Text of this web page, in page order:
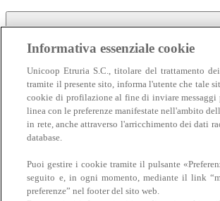
Carne
Informativa essenziale cookie
Unicoop Etruria S.C., titolare del trattamento
tramite il presente sito, informa l'utente che tale
cookie di profilazione al fine di inviare
linea con le preferenze manifestate nell'ambito
in rete, anche attraverso l'arricchimento dei dati
database.
Puoi gestire i cookie tramite il pulsante
seguito e, in ogni momento, mediante il link
preferenze” nel footer del sito web.